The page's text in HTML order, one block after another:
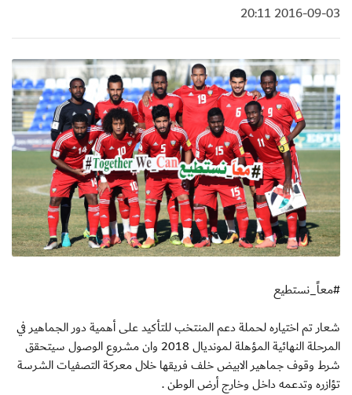
2016-09-03 20:11
#معاً_نستطيع
شعار تم اختياره لحملة دعم المنتخب للتأكيد على أهمية دور الجماهير في
المرحلة النهائية المؤهلة لمونديال 2018 وان مشروع الوصول سيتحقق
شرط وقوف جماهير الابيض خلف فريقها خلال معركة التصفيات الشرسة
تؤازره وتدعمه داخل وخارج أرض الوطن .